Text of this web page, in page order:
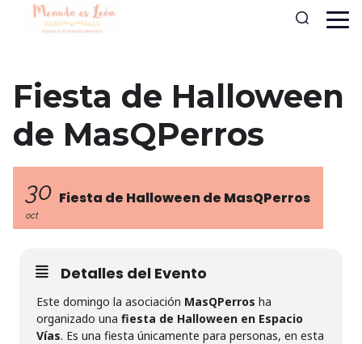
Fiesta de Halloween
de MasQPerros
30
oct
Fiesta de Halloween de MasQPerros
Detalles del Evento
Este domingo la asociación MasQPerros ha
organizado una fiesta de Halloween en Espacio
Vías. Es una fiesta únicamente para personas, en esta